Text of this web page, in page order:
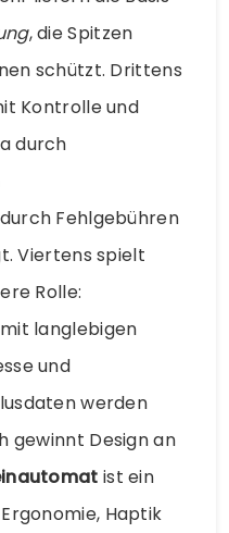
, die Spitzen
schützt. Drittens
Kontrolle und
durch
Fehlgebühren
Viertens spielt
Rolle:
langlebigen
und
werden
gewinnt Design an
ist ein
Haptik